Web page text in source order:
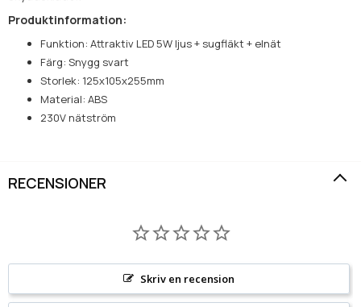
Produktinformation:
Funktion: Attraktiv LED 5W ljus + sugfläkt + elnät
Färg: Snygg svart
Storlek: 125x105x255mm
Material: ABS
230V nätström
RECENSIONER
Skriv en recension